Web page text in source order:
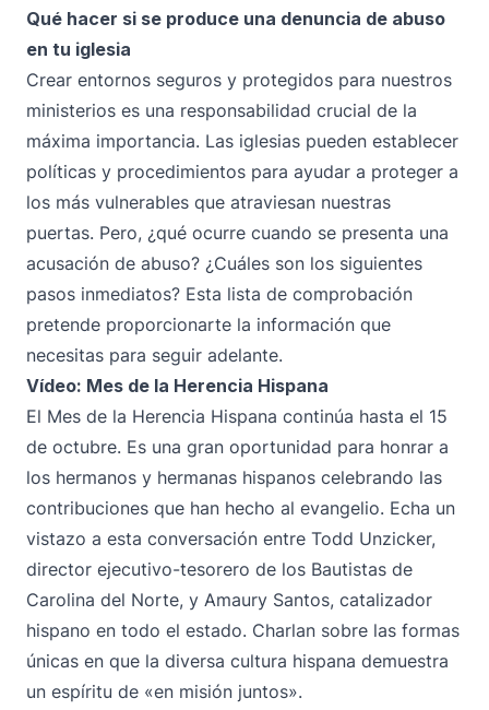
Qué hacer si se produce una denuncia de abuso
en tu iglesia
Crear entornos seguros y protegidos para nuestros
ministerios es una responsabilidad crucial de la
máxima importancia. Las iglesias pueden establecer
políticas y procedimientos para ayudar a proteger a
los más vulnerables que atraviesan nuestras
puertas. Pero, ¿qué ocurre cuando se presenta una
acusación de abuso? ¿Cuáles son los siguientes
pasos inmediatos? Esta lista de comprobación
pretende proporcionarte la información que
necesitas para seguir adelante.
Vídeo: Mes de la Herencia Hispana
El Mes de la Herencia Hispana continúa hasta el 15
de octubre. Es una gran oportunidad para honrar a
los hermanos y hermanas hispanos celebrando las
contribuciones que han hecho al evangelio. Echa un
vistazo a esta conversación entre Todd Unzicker,
director ejecutivo-tesorero de los Bautistas de
Carolina del Norte, y Amaury Santos, catalizador
hispano en todo el estado. Charlan sobre las formas
únicas en que la diversa cultura hispana demuestra
un espíritu de «en misión juntos».